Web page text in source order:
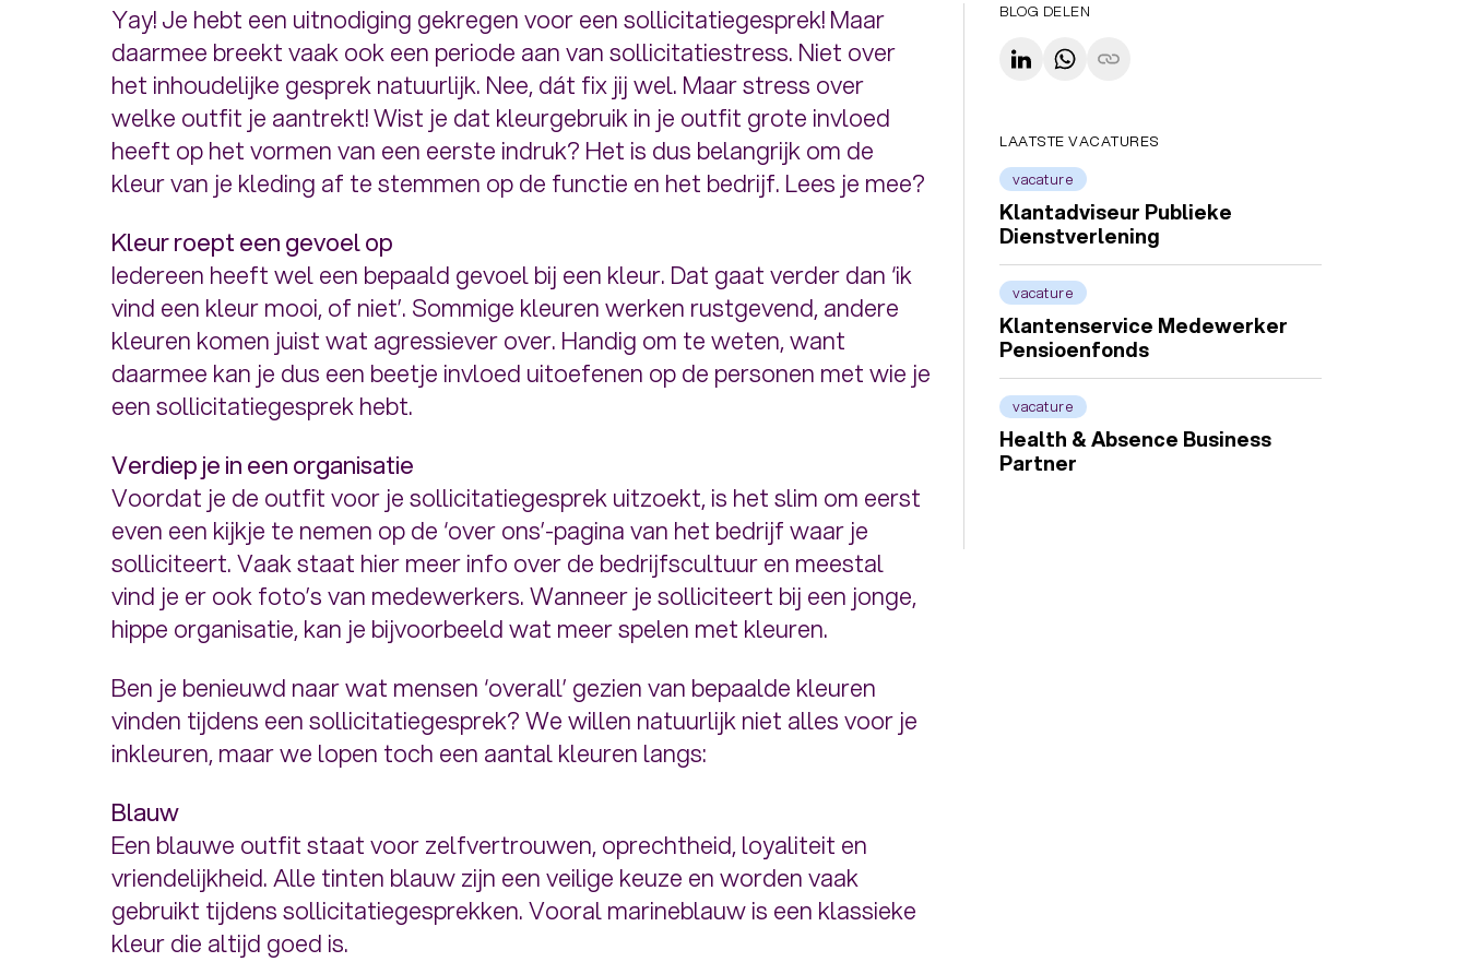
Yay! Je hebt een uitnodiging gekregen voor een sollicitatiegesprek! Maar
daarmee breekt vaak ook een periode aan van sollicitatiestress. Niet over
het inhoudelijke gesprek natuurlijk. Nee, dát fix jij wel. Maar stress over
welke outfit je aantrekt! Wist je dat kleurgebruik in je outfit grote invloed
heeft op het vormen van een eerste indruk? Het is dus belangrijk om de
kleur van je kleding af te stemmen op de functie en het bedrijf. Lees je mee?
Kleur roept een gevoel op
Iedereen heeft wel een bepaald gevoel bij een kleur. Dat gaat verder dan ‘ik
vind een kleur mooi, of niet’. Sommige kleuren werken rustgevend, andere
kleuren komen juist wat agressiever over. Handig om te weten, want
daarmee kan je dus een beetje invloed uitoefenen op de personen met wie je
een sollicitatiegesprek hebt.
Verdiep je in een organisatie
Voordat je de outfit voor je sollicitatiegesprek uitzoekt, is het slim om eerst
even een kijkje te nemen op de ‘over ons’-pagina van het bedrijf waar je
solliciteert. Vaak staat hier meer info over de bedrijfscultuur en meestal
vind je er ook foto’s van medewerkers. Wanneer je solliciteert bij een jonge,
hippe organisatie, kan je bijvoorbeeld wat meer spelen met kleuren.
Ben je benieuwd naar wat mensen ‘overall’ gezien van bepaalde kleuren
vinden tijdens een sollicitatiegesprek? We willen natuurlijk niet alles voor je
inkleuren, maar we lopen toch een aantal kleuren langs:
Blauw
Een blauwe outfit staat voor zelfvertrouwen, oprechtheid, loyaliteit en
vriendelijkheid. Alle tinten blauw zijn een veilige keuze en worden vaak
gebruikt tijdens sollicitatiegesprekken. Vooral marineblauw is een klassieke
kleur die altijd goed is.
BLOG DELEN
LAATSTE VACATURES
vacature
Klantadviseur Publieke
Dienstverlening
vacature
Klantenservice Medewerker
Pensioenfonds
vacature
Health & Absence Business
Partner